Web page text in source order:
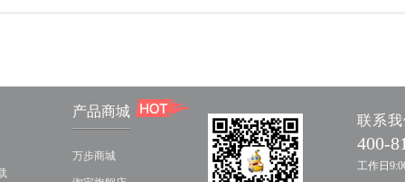
产品商城
万步商城
联系我
400-
工作日